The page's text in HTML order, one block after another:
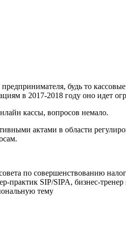
будь то
в 2017-2018 году оно идет
кассы, вопросов немало.
актами в области
по совершенствованию
практик SIP/SIPA, бизнес-
тему